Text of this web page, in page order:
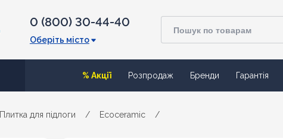
0 (800) 30-44-40
Оберіть місто
% Акції Розпродаж Бренди Гарантія
Плитка для підлоги / Ecoceramic /